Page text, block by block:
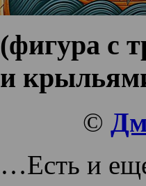
(фигура с
и
©
…Есть и